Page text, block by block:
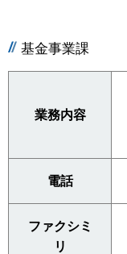
基金事業課
業務内容
電話
ファクシミ
リ